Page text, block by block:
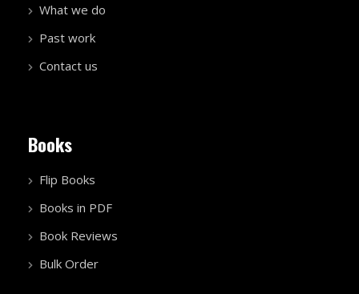
What we do
Past work
Contact us
Books
Flip Books
Books in PDF
Book Reviews
Bulk Order